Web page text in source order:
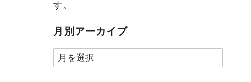
す。
月別アーカイブ
月
別